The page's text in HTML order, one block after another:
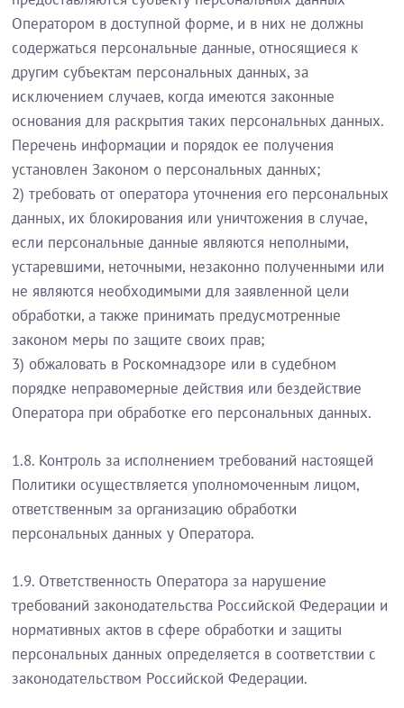
Оператором в доступной форме, и в них не должны
содержаться персональные данные, относящиеся к
другим субъектам персональных данных, за
исключением случаев, когда имеются законные
основания для раскрытия таких персональных данных.
Перечень информации и порядок ее получения
установлен Законом о персональных данных;
2) требовать от оператора уточнения его персональных
данных, их блокирования или уничтожения в случае,
если персональные данные являются неполными,
устаревшими, неточными, незаконно полученными или
не являются необходимыми для заявленной цели
обработки, а также принимать предусмотренные
законом меры по защите своих прав;
3) обжаловать в Роскомнадзоре или в судебном
порядке неправомерные действия или бездействие
Оператора при обработке его персональных данных.
1.8. Контроль за исполнением требований настоящей
Политики осуществляется уполномоченным лицом,
ответственным за организацию обработки
персональных данных у Оператора.
1.9. Ответственность Оператора за нарушение
требований законодательства Российской Федерации и
нормативных актов в сфере обработки и защиты
персональных данных определяется в соответствии с
законодательством Российской Федерации.